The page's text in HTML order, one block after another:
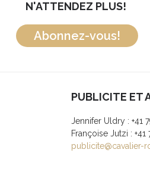
N'ATTENDEZ PLUS!
Abonnez-vous!
PUBLICITE ET
Jennifer Uldry : +41
Françoise Jutzi :
publicite@cavalier-